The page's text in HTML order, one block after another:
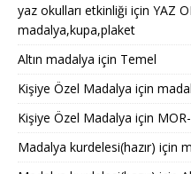
yaz okulları etkinliği için YAZ
madalya,kupa,plaket
Altın madalya için Temel
Kişiye Özel Madalya için
Kişiye Özel Madalya için
Madalya kurdelesi(hazır) için